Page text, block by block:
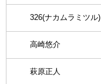
326(ナカムラミツル)
高崎悠介
萩原正人